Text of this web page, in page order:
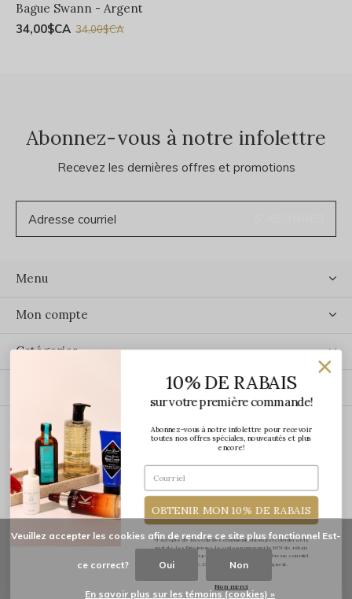
Bague Swann - Argent
34,00$CA 34,00$CA
Abonnez-vous à notre infolettre
Recevez les dernières offres et promotions
Menu
Mon compte
Catégories
ÉCRIVEZ-NOUS
© Copyright2026-Les Précieuses
Veuillez accepter les cookies afin de rendre ce site plus fonctionnel Est-
ce correct? Oui Non
En savoir plus sur les témoins (cookies) »
10% DE RABAIS
sur votre première commande!
Abonnez-vous à notre infolettre pour recevoir
toutes nos offres spéciales, nouveautés et plus
encore!
OBTENIR MON 10% DE RABAIS
*J'accepte de recevoir des communications par courriel de la
part de Les Précieuses. Le code promo pour le 10% de rabais
vous sera transmis par courriel une fois votre adresse courriel
confirmée. Certaines exclusions s'appliquent.
Non merci